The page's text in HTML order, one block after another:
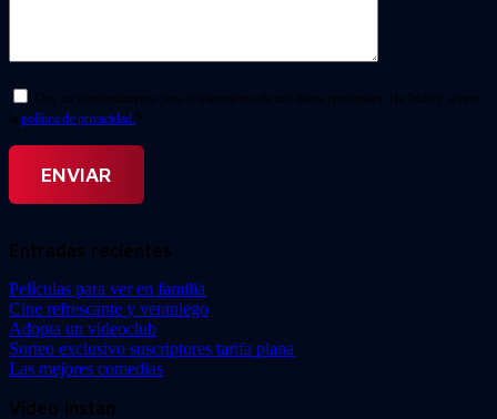
Doy mi consentimiento para el tratamiento de mis datos personales. He leído y acepto
la política de privacidad. *
Entradas recientes
Películas para ver en familia
Cine refrescante y veraniego
Adopta un videoclub
Sorteo exclusivo suscriptores tarifa plana
Las mejores comedias
Video Instan